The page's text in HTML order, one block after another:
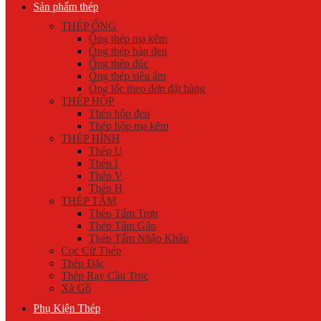
Sản phẩm thép
THÉP ỐNG
Ống thép mạ kẽm
Ống thép hàn đen
Ống thép đúc
Ống thép siêu âm
Ống lốc theo đơn đặt hàng
THÉP HỘP
Thép hộp đen
Thép hộp mạ kẽm
THÉP HÌNH
Thép U
Thép I
Thép V
Thép H
THÉP TẤM
Thép Tấm Trơn
Thép Tấm Gân
Thép Tấm Nhập Khẩu
Cọc Cừ Thép
Thép Đặc
Thép Ray Cầu Trục
Xà Gồ
Phụ Kiện Thép